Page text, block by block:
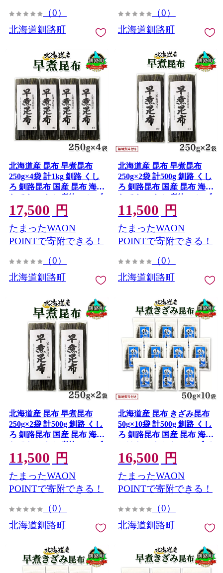
（0）
北海道釧路町
（0）
北海道釧路町
北海道産 昆布 早煮昆布
250g×4袋 計1kg 釧路 くし
ろ 釧路昆布 国産 昆布 海藻
おでん こんぶ 煮物 コンブ
保存食 夕飯 昆布 ギフト 乾
物 備蓄 北連物産 きたれん
北海道 釧路町 釧路超 特産
品
17,500 円
たまったWAON
POINTで寄附できる！
（0）
北海道釧路町
北海道産 昆布 早煮昆布
250g×2袋 計500g 釧路 くし
ろ 釧路昆布 国産 昆布 海藻
おでん こんぶ 煮物 コンブ
保存食 乾物 無地熨斗 熨斗
のし 北連物産 きたれん 北
海道 釧路町 釧路超 特産品
11,500 円
たまったWAON
POINTで寄附できる！
（0）
北海道釧路町
北海道産 昆布 早煮昆布
250g×2袋 計500g 釧路 くし
ろ 釧路昆布 国産 昆布 海藻
おでん こんぶ 煮物 コンブ
保存食 夕飯 昆布 ギフト 乾
物 北連物産 きたれん 北海
道 釧路町 釧路超 特産品
11,500 円
たまったWAON
POINTで寄附できる！
（0）
北海道釧路町
北海道産 昆布 きざみ昆布
50g×10袋 計500g 釧路 くし
ろ 釧路昆布 国産 昆布 海藻
ごはん こんぶ お コンブ チ
ャック付 保存食 無地熨斗
熨斗 のし 北連物産 きたれ
ん 北海道 釧路町 釧路超 特
産品
16,500 円
たまったWAON
POINTで寄附できる！
（0）
北海道釧路町